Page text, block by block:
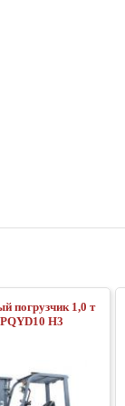
погрузчик 1,0 т
H3